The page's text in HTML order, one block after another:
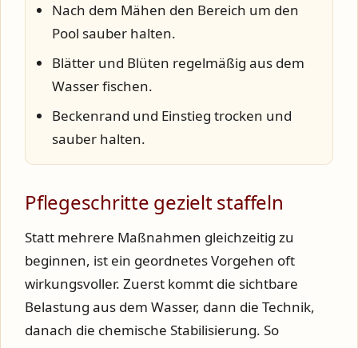
Nach dem Mähen den Bereich um den
Pool sauber halten.
Blätter und Blüten regelmäßig aus dem
Wasser fischen.
Beckenrand und Einstieg trocken und
sauber halten.
Pflegeschritte gezielt staffeln
Statt mehrere Maßnahmen gleichzeitig zu
beginnen, ist ein geordnetes Vorgehen oft
wirkungsvoller. Zuerst kommt die sichtbare
Belastung aus dem Wasser, dann die Technik,
danach die chemische Stabilisierung. So